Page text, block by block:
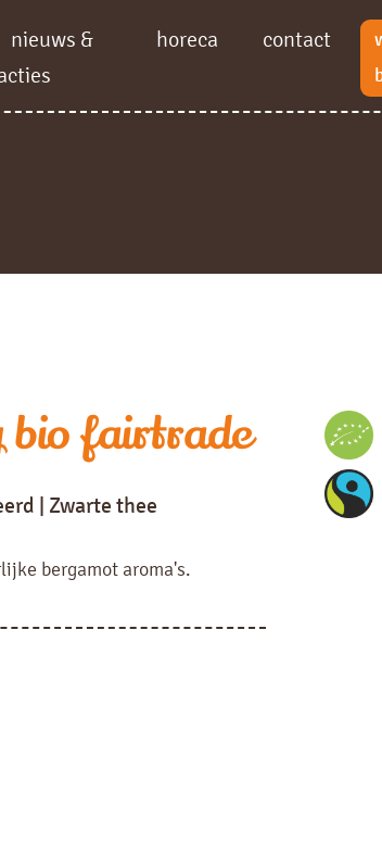
nieuws &
horeca contact
bio fairtrade
| Zwarte thee
bergamot aroma's.